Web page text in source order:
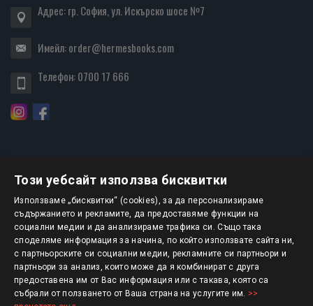
Адрес: гр. София, ул. Искърско шосе №7
Имейл:order@hermesbooks.com
Телефон:0700 17 666
БЮЛЕТИН
АБОНИРАНЕ
Авторско право © 2025 HERMESBOOKS.BG
Този уебсайт използва бисквитки
Използваме „бисквитки“ (cookies), за да персонализираме
съдържанието и рекламите, да предоставяме функции на
социални медии и да анализираме трафика си. Също така
споделяме информация за начина, по който използвате сайта ни,
с партньорските си социални медии, рекламните си партньори и
партньори за анализ, които може да я комбинират с друга
предоставена им от Вас информация или с такава, която са
събрали от ползването от Ваша страна на услугите им. >>